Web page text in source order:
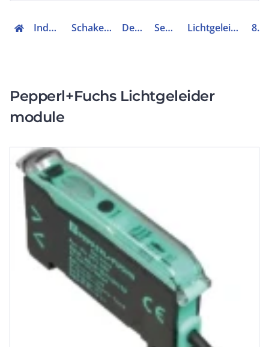
Industriele componenten Schakelen, bedienen en signaleren Detectie en sensoren Sensoren toebehoren Lichtgeleidersensor / lichtgeleiderversterker 808388
Pepperl+Fuchs Lichtgeleider
module